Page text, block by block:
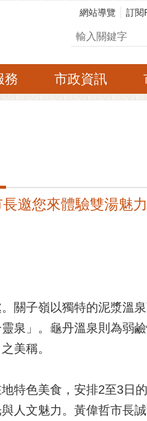
網站導覽 訂閱
搜尋
務 市政資訊
邀您來體驗雙湯魅
關子嶺以獨特的泥漿溫
泉」。龜丹溫泉則為弱
美稱。
特色美食，安排2至3日
人文魅力。黃偉哲市長